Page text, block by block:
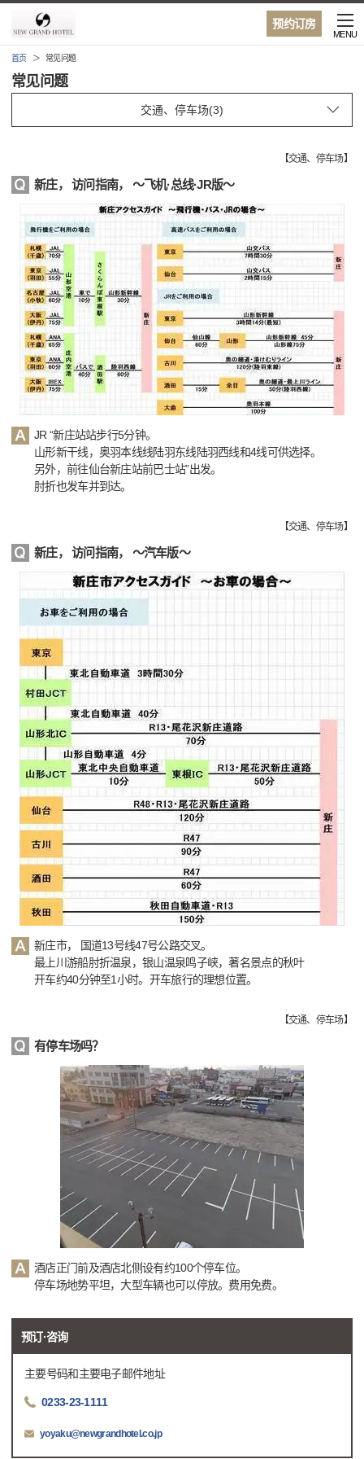
预约订房
MENU
首页 常见问题
常见问题
【交通、停车场】
新庄， 访问指南， 〜飞机·总线·JR版〜
JR “新庄站站步行5分钟。
山形新干线，奥羽本线线陆羽东线陆羽西线和4线可供选择。
另外，前往仙台新庄站前巴士站”出发。
肘折也发车并到达。
【交通、停车场】
新庄， 访问指南， 〜汽车版〜
新庄市， 国道13号线47号公路交叉。
最上川游船肘折温泉，银山温泉鸣子峡，著名景点的秋叶
开车约40分钟至1小时。开车旅行的理想位置。
【交通、停车场】
有停车场吗？
酒店正门前及酒店北侧设有约100个停车位。
停车场地势平坦，大型车辆也可以停放。费用免费。
预订·咨询
主要号码和主要电子邮件地址
0233-23-1111
yoyaku@newgrandhotel.co.jp